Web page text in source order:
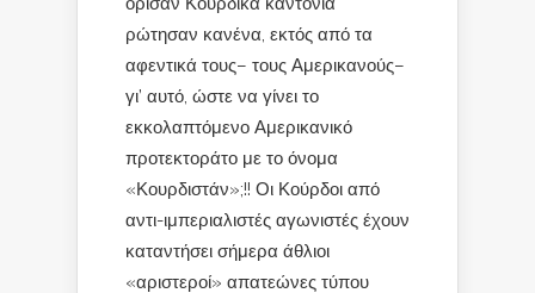
ρώτησαν κανένα, εκτός από τα
αφεντικά τους– τους Αμερικανούς–
γι’ αυτό, ώστε να γίνει το
εκκολαπτόμενο Αμερικανικό
προτεκτοράτο με το όνομα
«Κουρδιστάν»;!! Οι Κούρδοι από
αντι-ιμπεριαλιστές αγωνιστές έχουν
καταντήσει σήμερα άθλιοι
«αριστεροί» απατεώνες τύπου